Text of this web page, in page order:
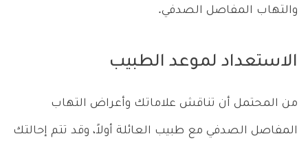
والتهاب المفاصل الصدفي.
الاستعداد لموعد الطبيب
من المحتمل أن تناقش علاماتك وأعراض التهاب
المفاصل الصدفي مع طبيب العائلة أولاً، وقد تتم إحالتك